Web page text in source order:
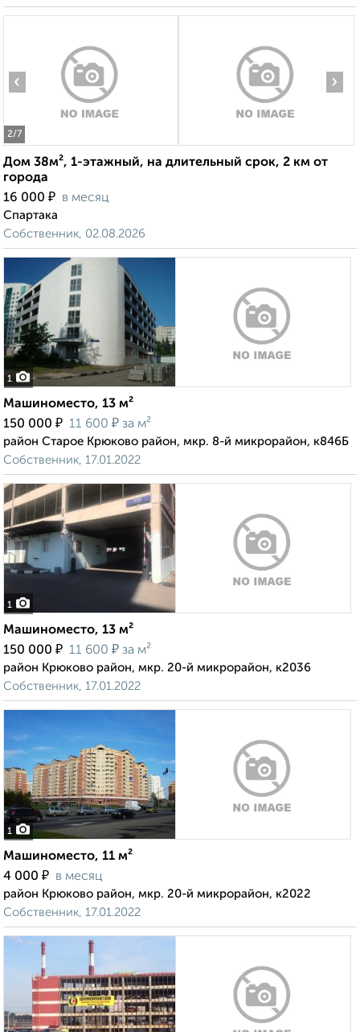
2/7
‹ ›
Дом 38м², 1-этажный, на длительный срок, 2 км от
города
16 000 ₽ в месяц
Спартака
Собственник, 02.08.2026
1
Машиноместо, 13 м²
150 000 ₽ 11 600 ₽ за м²
район Старое Крюково район, мкр. 8-й микрорайон, к846Б
Собственник, 17.01.2022
1
Машиноместо, 13 м²
150 000 ₽ 11 600 ₽ за м²
район Крюково район, мкр. 20-й микрорайон, к2036
Собственник, 17.01.2022
1
Машиноместо, 11 м²
4 000 ₽ в месяц
район Крюково район, мкр. 20-й микрорайон, к2022
Собственник, 17.01.2022